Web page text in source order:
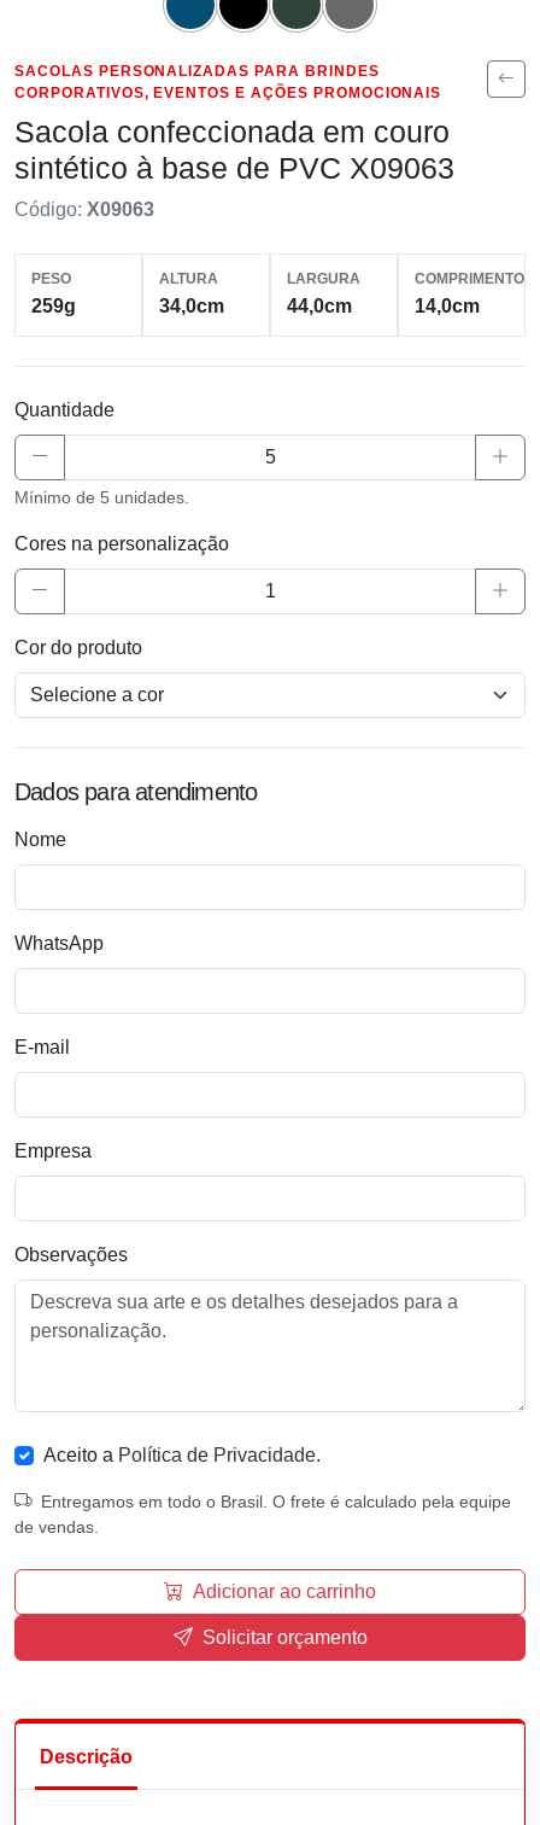
SACOLAS PERSONALIZADAS PARA BRINDES
CORPORATIVOS, EVENTOS E AÇÕES PROMOCIONAIS
Sacola confeccionada em couro
sintético à base de PVC X09063
Código: X09063
PESO
259g
ALTURA
34,0cm
LARGURA
44,0cm
COMPRIMENTO
14,0cm
Quantidade
Mínimo de 5 unidades.
Cores na personalização
Cor do produto
Dados para atendimento
Nome
WhatsApp
E-mail
Empresa
Observações
Aceito a Política de Privacidade.
Entregamos em todo o Brasil. O frete é calculado pela equipe
de vendas.
Adicionar ao carrinho
Solicitar orçamento
Descrição